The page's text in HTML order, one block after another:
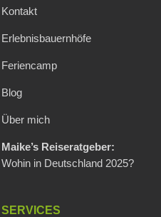
Kontakt
Erlebnisbauernhöfe
Feriencamp
Blog
Über mich
Maike’s Reiseratgeber:
Wohin in Deutschland 2025?
SERVICES